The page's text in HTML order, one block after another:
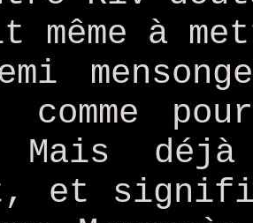
même à
comme
Mais
et